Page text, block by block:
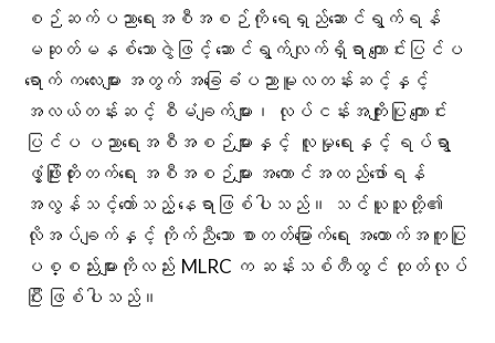
စဉ်ဆက်ပညာရေးအစီအစဉ်ကို ရေရှည်ဆောင်ရွက်ရန်
မဆုတ်မနစ်သောဇွဲဖြင့် ဆောင်ရွက်လျက်ရှိရာ ကျောင်းပြင်ပ
ရောက် ကလေးများ အတွက် အခြေခံပညာမူလတန်းဆင့်နှင့်
အလယ်တန်းဆင့် စီမံချက်များ၊ လုပ်ငန်းအကျိုးပြု ကျောင်း
ပြင်ပ ပညာရေးအစီအစဉ်များနှင့် လူမှုရေးနှင့် ရပ်ရွာ
ဖွံ့ဖြိုးတိုးတက်ရေး အစီအစဉ်များ အကောင်အထည်ဖော်ရန်
အလွန်သင့်တော်သည့် နေရာဖြစ်ပါသည်။ သင်ယူသူတို့၏
လိုအပ်ချက်နှင့် ကိုက်ညီသော စာတတ်မြောက်ရေး အထောက်အကူပြု
ပစ္စည်းများကိုလည်း MLRC က ဆန်းသစ်တီထွင် ထုတ်လုပ်
ပြီး ဖြစ်ပါသည်။